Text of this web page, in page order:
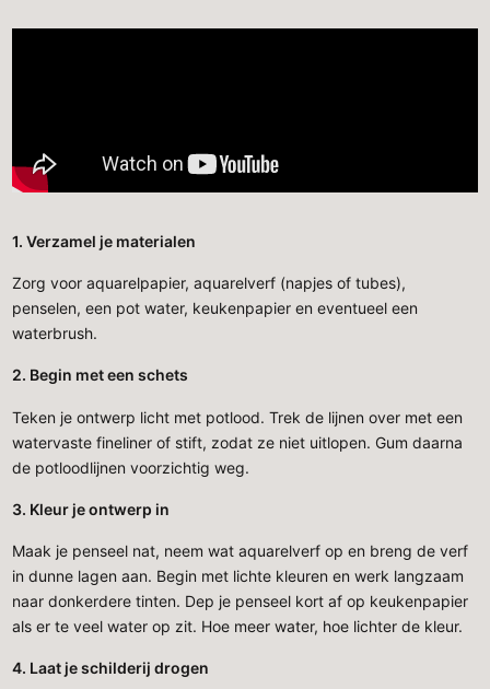
1. Verzamel je materialen
Zorg voor aquarelpapier, aquarelverf (napjes of tubes),
penselen, een pot water, keukenpapier en eventueel een
waterbrush.
2. Begin met een schets
Teken je ontwerp licht met potlood. Trek de lijnen over met een
watervaste fineliner of stift, zodat ze niet uitlopen. Gum daarna
de potloodlijnen voorzichtig weg.
3. Kleur je ontwerp in
Maak je penseel nat, neem wat aquarelverf op en breng de verf
in dunne lagen aan. Begin met lichte kleuren en werk langzaam
naar donkerdere tinten. Dep je penseel kort af op keukenpapier
als er te veel water op zit. Hoe meer water, hoe lichter de kleur.
4. Laat je schilderij drogen